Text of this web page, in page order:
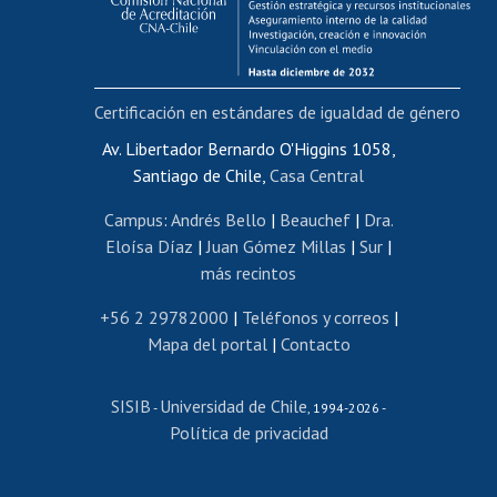
Funcionarias/os
Cursos internos de capacitación
Bienestar del personal
Portal de movilidad interna
Certificado de renta
Certificado de renta honorarios
Editar páginas blancas
Extranjeras/os
Revalidación y reconocimiento de títulos
Postulación al Programa de Movilidad Estudiantil
Cursos de español
Av. Libertador Bernardo O'Higgins 1058,
Santiago de Chile, Casa Central
Campus: Andrés Bello | Beauchef| Dra.
Eloísa Díaz | Juan Gómez Millas | Sur |
más recintos
+56 2 29782000 | Teléfonos y correos |
Mapa del portal| Contacto
SISIB - Universidad de Chile , 1994-2026 -
Política de privacidad
Certificación en estándares de igualdad de género